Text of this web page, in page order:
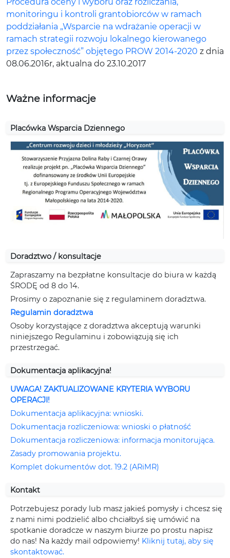
monitoringu i kontroli grantobiorców w ramach
poddziałania „Wsparcie na wdrażanie operacji w
ramach strategii rozwoju lokalnego kierowanego
przez społeczność” objętego PROW 2014-2020 z dnia
08.06.2016r, aktualna do 23.10.2017
Ważne informacje
Placówka Wsparcia Dziennego
Doradztwo / konsultacje
Zapraszamy na bezpłatne konsultacje do biura w każdą
ŚRODĘ od 8 do 14.
Prosimy o zapoznanie się z regulaminem doradztwa.
Regulamin doradztwa
Osoby korzystające z doradztwa akceptują warunki
niniejszego Regulaminu i zobowiązują się ich
przestrzegać.
Dokumentacja aplikacyjna!
UWAGA! ZAKTUALIZOWANE KRYTERIA WYBORU
OPERACJI!
Dokumentacja aplikacyjna: wnioski.
Dokumentacja rozliczeniowa: wnioski o płatność
Dokumentacja rozliczeniowa: informacja monitorująca.
Zasady promowania projektu.
Komplet dokumentów dot. 19.2 (ARiMR)
Kontakt
Potrzebujesz porady lub masz jakieś pomysły i chcesz się
z nami nimi podzielić albo chciałbyś się umówić na
spotkanie doradcze w naszym biurze po prostu napisz
do nas! Na każdy mail odpowiemy! Kliknij tutaj, aby się
skontaktować.